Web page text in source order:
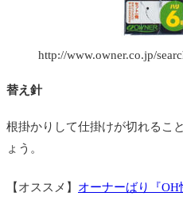
http://www.owner.co.jp/
替え針
根掛かりして仕掛けが切れるこ
ょう。
【オススメ】 オーナーばり『